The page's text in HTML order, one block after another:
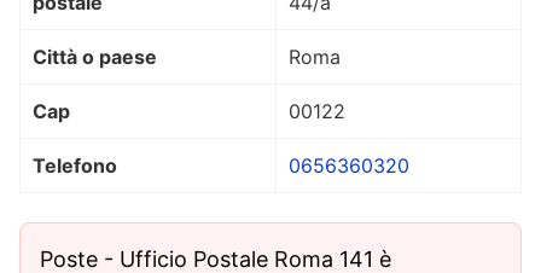
Città o paese Roma
Cap 00122
Telefono 0656360320
Poste - Ufficio Postale Roma 141 è